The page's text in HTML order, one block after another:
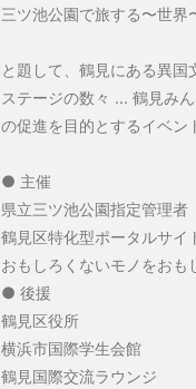
三ツ池公園で旅する〜世界
と題して、鶴見にある異
ステージの数々 ... 鶴見み
の促進を目的とするイベン
● 主催
県立三ツ池公園指定管理者
鶴見区特化型ポータルサイ
おもしろくないモノをお
● 後援
鶴見区役所
横浜市国際学生会館
鶴見国際交流ラウンジ